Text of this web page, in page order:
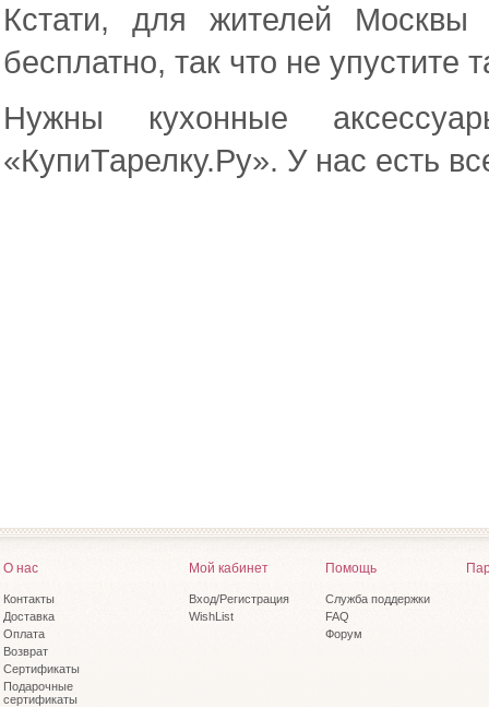
Кстати, для жителей
бесплатно, так что не упустите
Нужны кухонные
«КупиТарелку.Ру». У нас есть
О нас
Контакты
Доставка
Оплата
Возврат
Сертификаты
Подарочные
сертификаты
Мой кабинет
Вход/Регистрация
WishList
Помощь
Служба поддержки
FAQ
Форум